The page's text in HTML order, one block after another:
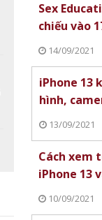
Sex
chiếu vào
14/09/2021
iPhone 13
hình,
13/09/2021
Cách xem
iPhone 13
10/09/2021